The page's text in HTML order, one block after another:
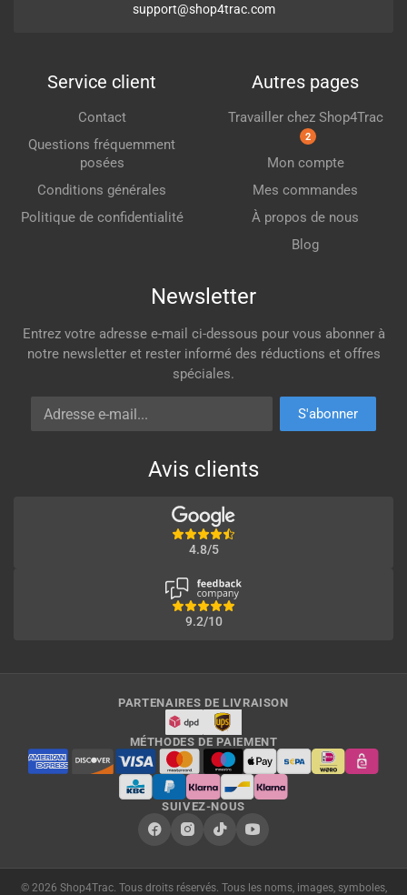
support@shop4trac.com
Service client
Contact
Questions fréquemment
posées
Conditions générales
Politique de confidentialité
Autres pages
Travailler chez Shop4Trac
2
Mon compte
Mes commandes
À propos de nous
Blog
Newsletter
Entrez votre adresse e-mail ci-dessous pour vous abonner à
notre newsletter et rester informé des réductions et offres
spéciales.
Adresse e-mail
S'abonner
Avis clients
4.8/5
9.2/10
PARTENAIRES DE LIVRAISON
MÉTHODES DE PAIEMENT
SUIVEZ-NOUS
© 2026 Shop4Trac. Tous droits réservés. Tous les noms, images, symboles,